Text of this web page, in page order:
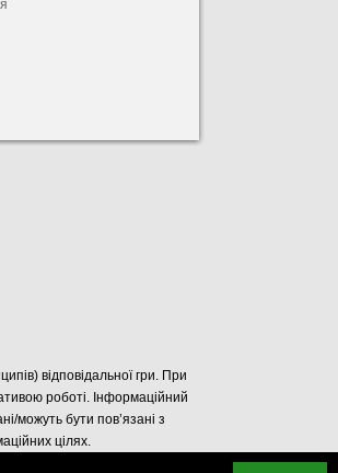
відповідальної гри. При
роботі. Інформаційний
можуть бути пов’язані з
цілях.